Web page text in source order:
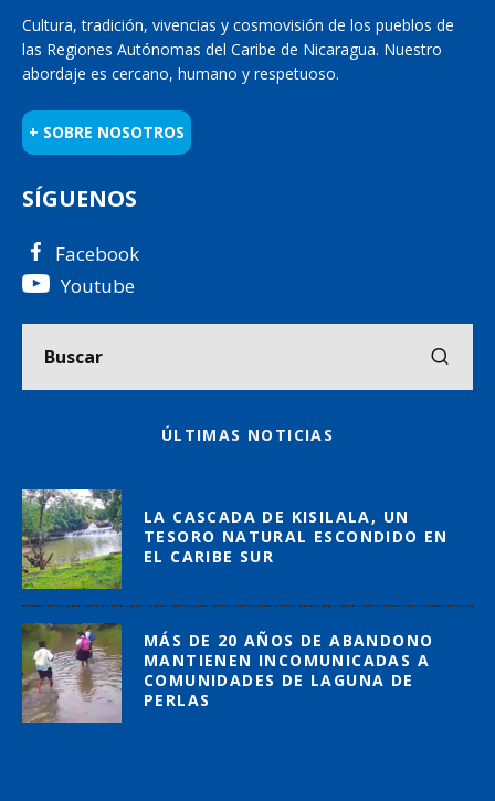
Cultura, tradición, vivencias y cosmovisión de los pueblos de
las Regiones Autónomas del Caribe de Nicaragua. Nuestro
abordaje es cercano, humano y respetuoso.
+ SOBRE NOSOTROS
SÍGUENOS
Facebook
Youtube
ÚLTIMAS NOTICIAS
LA CASCADA DE KISILALA, UN
TESORO NATURAL ESCONDIDO EN
EL CARIBE SUR
MÁS DE 20 AÑOS DE ABANDONO
MANTIENEN INCOMUNICADAS A
COMUNIDADES DE LAGUNA DE
PERLAS